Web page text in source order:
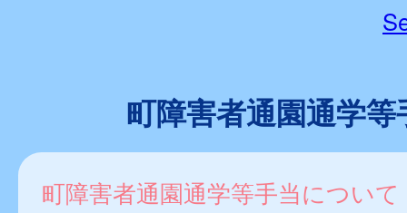
町障害者通園通学等
町障害者通園通学等手当について